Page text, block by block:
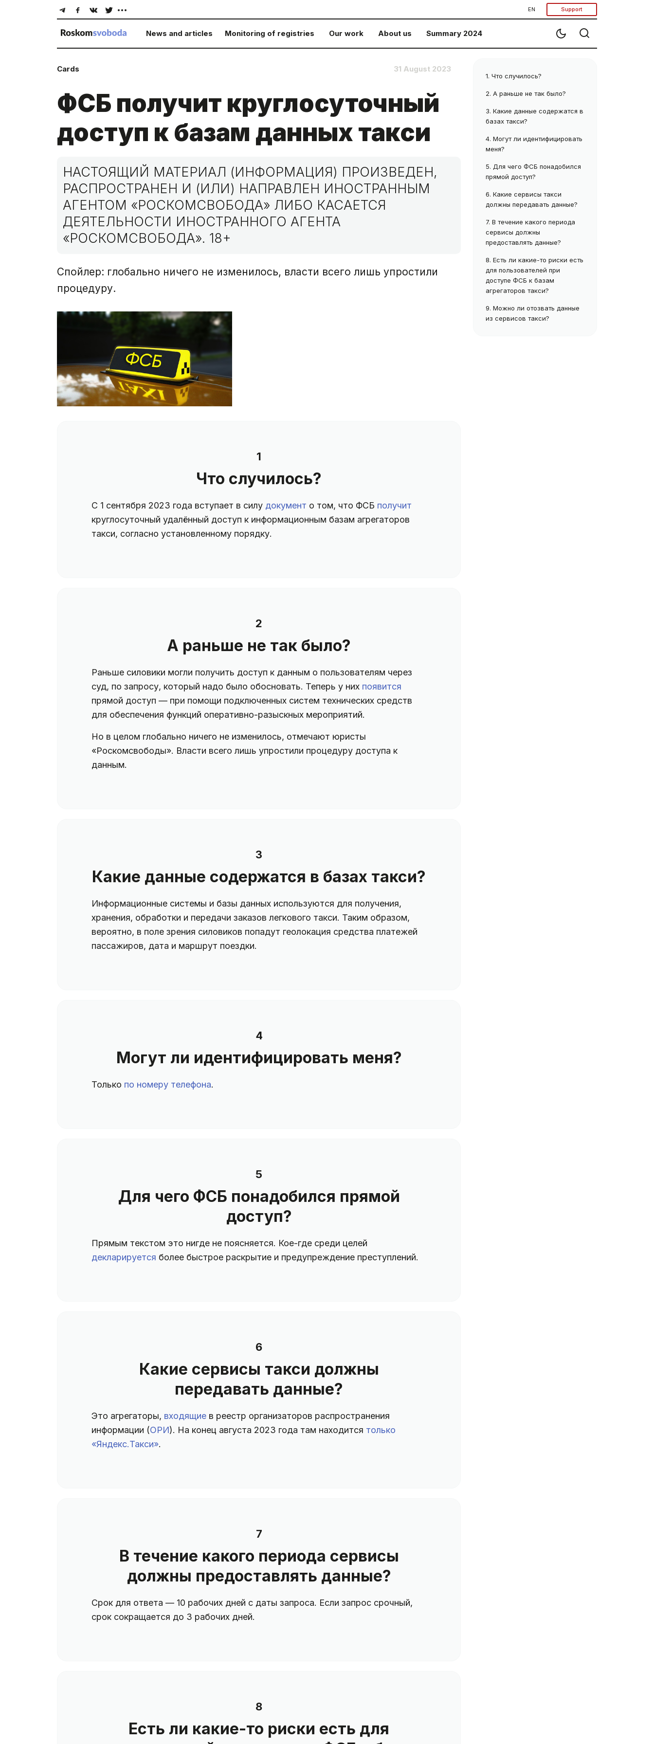
EN Support
News and articles Monitoring of registries Our work About us Summary 2024
Cards 31 August 2023
ФСБ получит круглосуточный
доступ к базам данных такси
НАСТОЯЩИЙ МАТЕРИАЛ (ИНФОРМАЦИЯ) ПРОИЗВЕДЕН,
РАСПРОСТРАНЕН И (ИЛИ) НАПРАВЛЕН ИНОСТРАННЫМ
АГЕНТОМ «РОСКОМСВОБОДА» ЛИБО КАСАЕТСЯ
ДЕЯТЕЛЬНОСТИ ИНОСТРАННОГО АГЕНТА
«РОСКОМСВОБОДА». 18+
Спойлер: глобально ничего не изменилось, власти всего лишь упростили
процедуру.
1
Что случилось?
С 1 сентября 2023 года вступает в силу документ о том, что ФСБ получит
круглосуточный удалённый доступ к информационным базам агрегаторов
такси, согласно установленному порядку.
2
А раньше не так было?
Раньше силовики могли получить доступ к данным о пользователям через
суд, по запросу, который надо было обосновать. Теперь у них появится
прямой доступ — при помощи подключенных систем технических средств
для обеспечения функций оперативно-разыскных мероприятий.
Но в целом глобально ничего не изменилось, отмечают юристы
«Роскомсвободы». Власти всего лишь упростили процедуру доступа к
данным.
3
Какие данные содержатся в базах такси?
Информационные системы и базы данных используются для получения,
хранения, обработки и передачи заказов легкового такси. Таким образом,
вероятно, в поле зрения силовиков попадут геолокация средства платежей
пассажиров, дата и маршрут поездки.
4
Могут ли идентифицировать меня?
Только по номеру телефона.
5
Для чего ФСБ понадобился прямой
доступ?
Прямым текстом это нигде не поясняется. Кое-где среди целей
декларируется более быстрое раскрытие и предупреждение преступлений.
6
Какие сервисы такси должны
передавать данные?
Это агрегаторы, входящие в реестр организаторов распространения
информации (ОРИ). На конец августа 2023 года там находится только
«Яндекс.Такси».
7
В течение какого периода сервисы
должны предоставлять данные?
Срок для ответа — 10 рабочих дней с даты запроса. Если запрос срочный,
срок сокращается до 3 рабочих дней.
8
Есть ли какие-то риски есть для
1. Что случилось?
2. А раньше не так было?
3. Какие данные содержатся в
базах такси?
4. Могут ли идентифицировать
меня?
5. Для чего ФСБ понадобился
прямой доступ?
6. Какие сервисы такси
должны передавать данные?
7. В течение какого периода
сервисы должны
предоставлять данные?
8. Есть ли какие-то риски есть
для пользователей при
доступе ФСБ к базам
агрегаторов такси?
9. Можно ли отозвать данные
из сервисов такси?